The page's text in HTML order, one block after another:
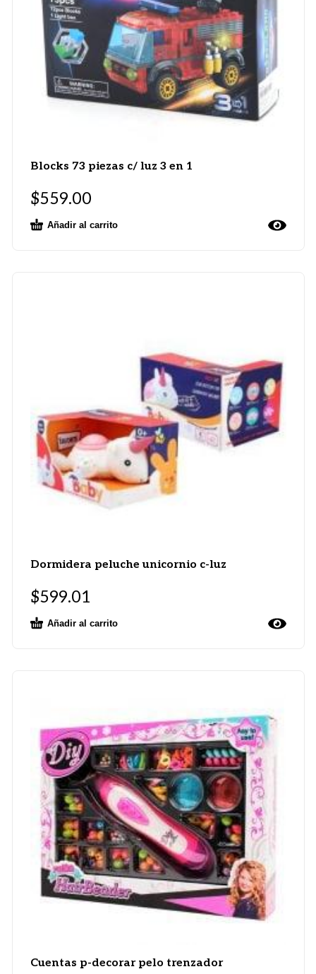
Blocks 73 piezas c/ luz 3 en 1
$559.00
Añadir al carrito
Dormidera peluche unicornio c-luz
$599.01
Añadir al carrito
Cuentas p-decorar pelo trenzador